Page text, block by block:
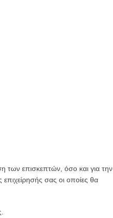
των επισκεπτών, όσο και για την
σας οι οποίες θα